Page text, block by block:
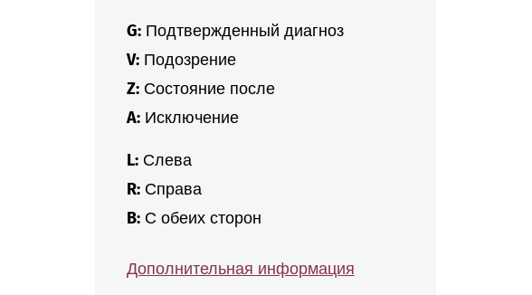
G:Подтвержденный диагноз
V:Подозрение
Z:Состояние после
A:Исключение
L:Слева
R:Справа
B:С обеих сторон
Дополнительная информация